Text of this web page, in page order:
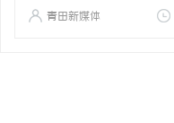
青田新媒体